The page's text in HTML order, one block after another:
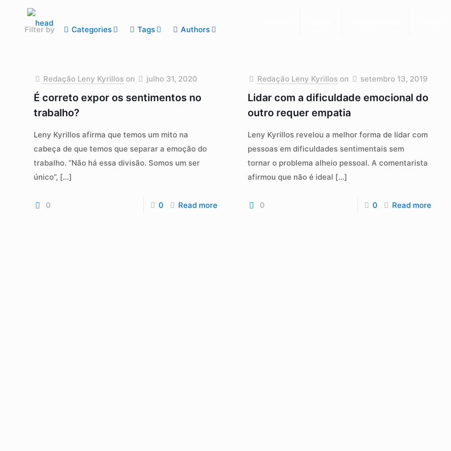
Filter by Categories Tags Authors
Redação Leny Kyrillos on julho 31, 2020
É correto expor os sentimentos no
trabalho?
Leny Kyrillos afirma que temos um mito na
cabeça de que temos que separar a emoção do
trabalho. “Não há essa divisão. Somos um ser
único”, […]
0 0 Read more
Redação Leny Kyrillos on setembro 13, 2019
Lidar com a dificuldade emocional do
outro requer empatia
Leny Kyrillos revelou a melhor forma de lidar com
pessoas em dificuldades sentimentais sem
tornar o problema alheio pessoal. A comentarista
afirmou que não é ideal […]
0 0 Read more